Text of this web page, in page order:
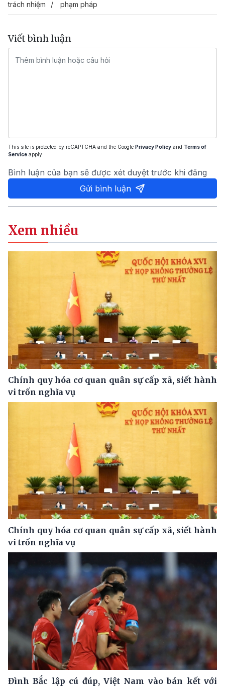
trách nhiệm phạm pháp
Viết bình luận
This site is protected by reCAPTCHA and the Google Privacy Policy and Terms of
Service apply.
Bình luận của bạn sẽ được xét duyệt trước khi đăng
Gửi bình luận
Xem nhiều
Chính quy hóa cơ quan quân sự cấp xã, siết hành
vi trốn nghĩa vụ
Chính quy hóa cơ quan quân sự cấp xã, siết hành
vi trốn nghĩa vụ
Đình Bắc lập cú đúp, Việt Nam vào bán kết với